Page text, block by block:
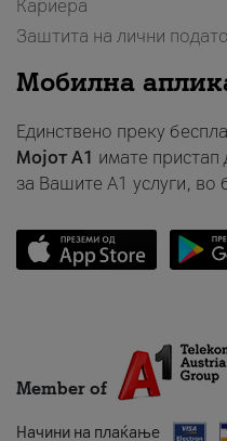
Кариера
Заштита на лични
Мобилна
Единствено преку
Мојот A1 имате
за Вашите A1 услуги, во
Member of
Начини на плаќање